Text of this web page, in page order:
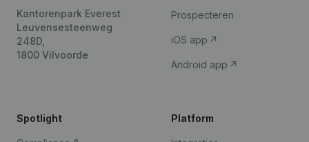
Kantorenpark Everest
Leuvensesteenweg
248D,
1800 Vilvoorde
Prospecteren
iOS app
Android app
Spotlight Platform